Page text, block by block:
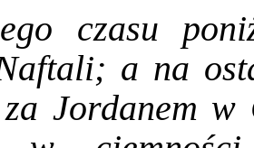
czasu
a na
Jordanem